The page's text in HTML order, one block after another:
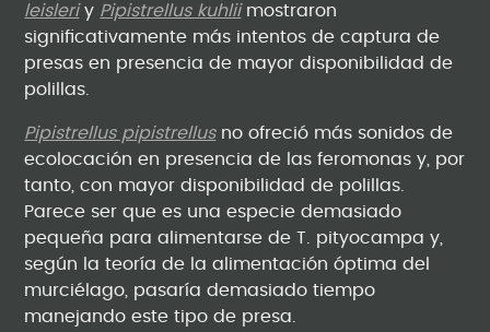
leisleriy Pipistrellus kuhlii mostraron
significativamente más intentos de captura de
presas en presencia de mayor disponibilidad de
polillas.
Pipistrellus pipistrellusno ofreció más sonidos de
ecolocación en presencia de las feromonas y, por
tanto, con mayor disponibilidad de polillas.
Parece ser que es una especie demasiado
pequeña para alimentarse de T. pityocampa y,
según la teoría de la alimentación óptima del
murciélago, pasaría demasiado tiempo
manejando este tipo de presa.